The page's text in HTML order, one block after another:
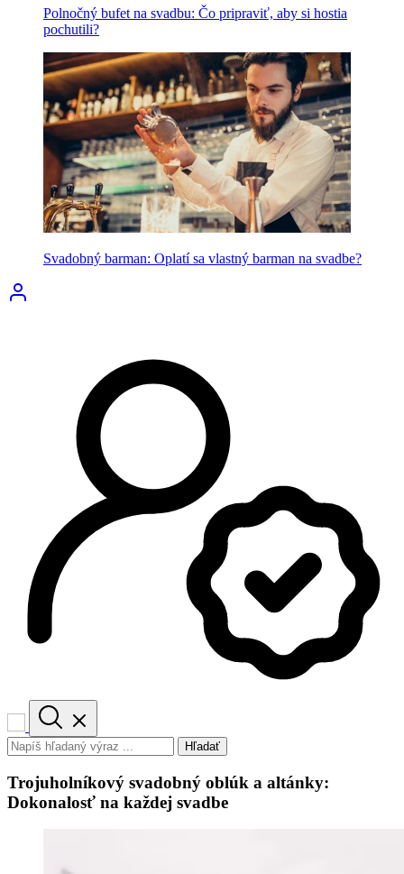
Polnočný bufet na svadbu: Čo pripraviť, aby si hostia
pochutili?
Svadobný barman: Oplatí sa vlastný barman na svadbe?
Hľadať
Trojuholníkový svadobný oblúk a altánky:
Dokonalosť na každej svadbe